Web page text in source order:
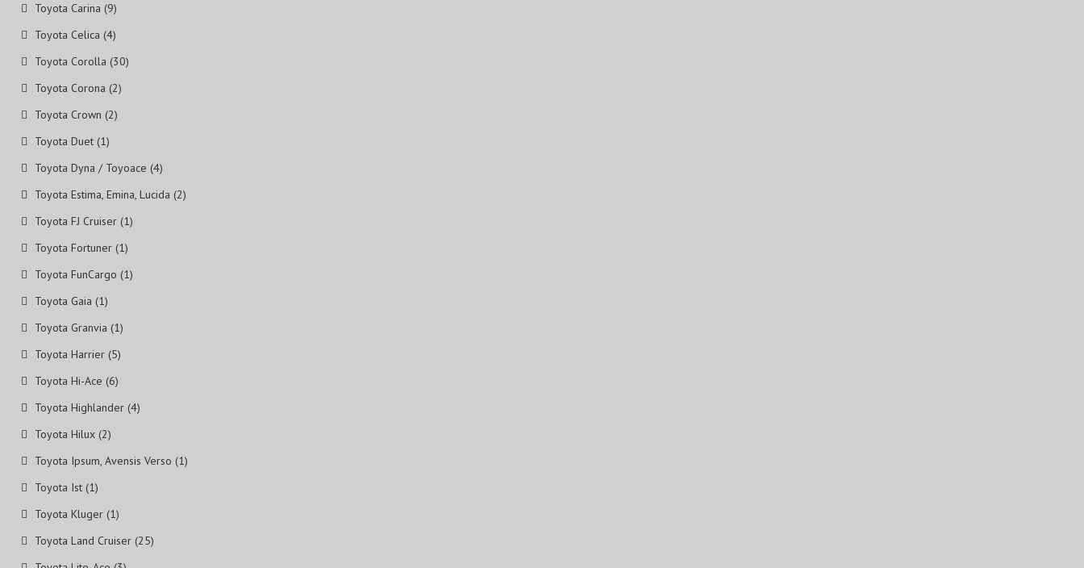
Toyota Carina (9)
Toyota Celica (4)
Toyota Corolla (30)
Toyota Corona (2)
Toyota Crown (2)
Toyota Duet (1)
Toyota Dyna / Toyoace (4)
Toyota Estima, Emina, Lucida (2)
Toyota FJ Cruiser (1)
Toyota Fortuner (1)
Toyota FunCargo (1)
Toyota Gaia (1)
Toyota Granvia (1)
Toyota Harrier (5)
Toyota Hi-Ace (6)
Toyota Highlander (4)
Toyota Hilux (2)
Toyota Ipsum, Avensis Verso (1)
Toyota Ist (1)
Toyota Kluger (1)
Toyota Land Cruiser (25)